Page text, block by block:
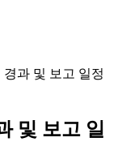
과 및 보고 일정
및 보고 일